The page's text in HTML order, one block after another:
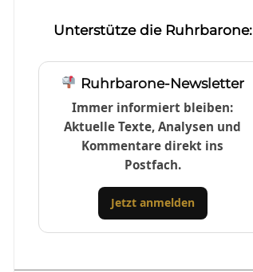
Unterstütze die Ruhrbarone:
Ruhrbarone-Newsletter
Immer informiert bleiben:
Aktuelle Texte, Analysen und
Kommentare direkt ins
Postfach.
Jetzt anmelden